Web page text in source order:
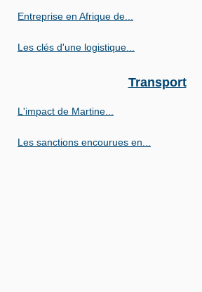
Entreprise en Afrique de...
Les clés d'une logistique...
Transport
L'impact de Martine...
Les sanctions encourues en...